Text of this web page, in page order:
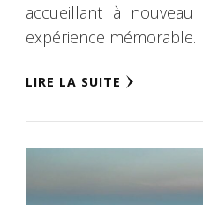
accueillant à
expérience mémorable.
LIRE LA SUITE